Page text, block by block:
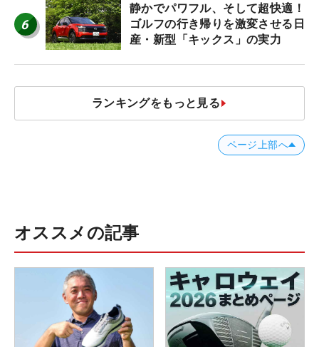
6
静かでパワフル、そして超快適！
ゴルフの行き帰りを激変させる日
産・新型「キックス」の実力
ランキングをもっと見る
ページ上部へ
オススメの記事